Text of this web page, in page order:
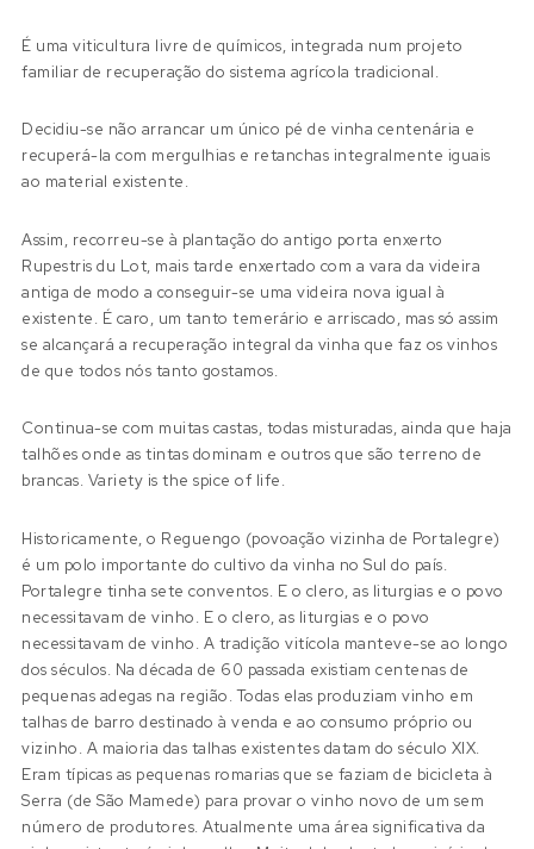
É uma viticultura livre de químicos, integrada num projeto
familiar de recuperação do sistema agrícola tradicional.
Decidiu-se não arrancar um único pé de vinha centenária e
recuperá-la com mergulhias e retanchas integralmente iguais
ao material existente.
Assim, recorreu-se à plantação do antigo porta enxerto
Rupestris du Lot, mais tarde enxertado com a vara da videira
antiga de modo a conseguir-se uma videira nova igual à
existente. É caro, um tanto temerário e arriscado, mas só assim
se alcançará a recuperação integral da vinha que faz os vinhos
de que todos nós tanto gostamos.
Continua-se com muitas castas, todas misturadas, ainda que haja
talhões onde as tintas dominam e outros que são terreno de
brancas. Variety is the spice of life.
Historicamente, o Reguengo (povoação vizinha de Portalegre)
é um polo importante do cultivo da vinha no Sul do país.
Portalegre tinha sete conventos. E o clero, as liturgias e o povo
necessitavam de vinho. E o clero, as liturgias e o povo
necessitavam de vinho. A tradição vitícola manteve-se ao longo
dos séculos. Na década de 60 passada existiam centenas de
pequenas adegas na região. Todas elas produziam vinho em
talhas de barro destinado à venda e ao consumo próprio ou
vizinho. A maioria das talhas existentes datam do século XIX.
Eram típicas as pequenas romarias que se faziam de bicicleta à
Serra (de São Mamede) para provar o vinho novo de um sem
número de produtores. Atualmente uma área significativa da